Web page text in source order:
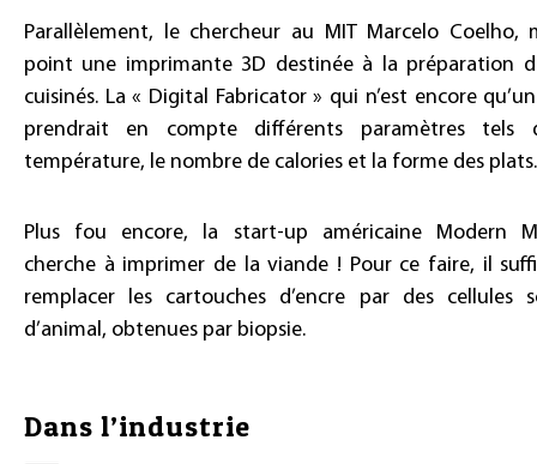
Parallèlement, le chercheur au MIT Marcelo Coelho,
point une imprimante 3D destinée à la préparation
cuisinés. La « Digital Fabricator » qui n’est encore
prendrait en compte différents paramètres tels
température, le nombre de calories et la forme des plats.
Plus fou encore, la start-up américaine Modern
cherche à imprimer de la viande ! Pour ce faire, il
remplacer les cartouches d’encre par des cellules
d’animal, obtenues par biopsie.
Dans l’industrie